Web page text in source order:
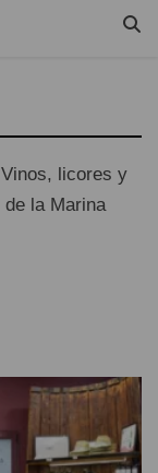
licores y
la Marina